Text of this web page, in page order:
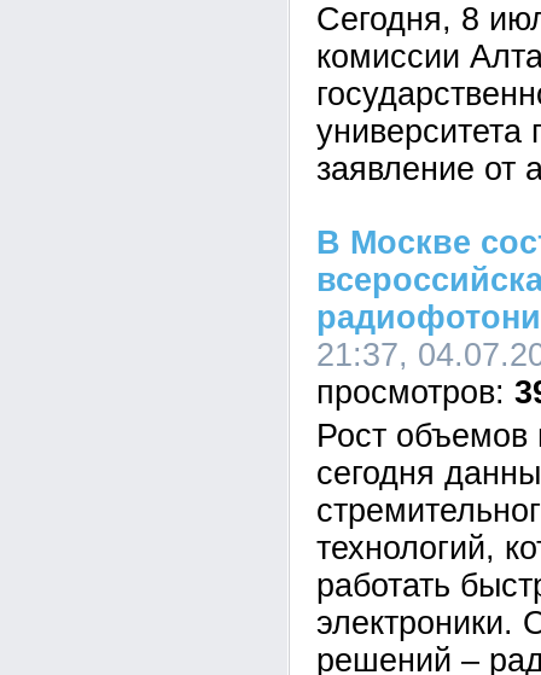
Сегодня, 8
комиссии
университета
заявление от
В Москве
21:37,
Рост
сегодня
технологий,
работать
электроники.
решений –